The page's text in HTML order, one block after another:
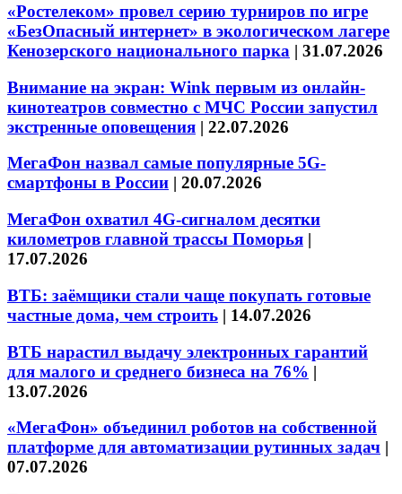
«Ростелеком» провел серию турниров по игре
«БезОпасный интернет» в экологическом лагере
Кенозерского национального парка | 31.07.2026
Внимание на экран: Wink первым из онлайн-
кинотеатров совместно с МЧС России запустил
экстренные оповещения | 22.07.2026
МегаФон назвал самые популярные 5G-
смартфоны в России | 20.07.2026
МегаФон охватил 4G-сигналом десятки
километров главной трассы Поморья |
17.07.2026
ВТБ: заёмщики стали чаще покупать готовые
частные дома, чем строить | 14.07.2026
ВТБ нарастил выдачу электронных гарантий
для малого и среднего бизнеса на 76% |
13.07.2026
«МегаФон» объединил роботов на собственной
платформе для автоматизации рутинных задач |
07.07.2026